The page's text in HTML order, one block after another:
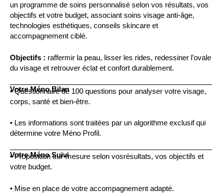
un programme de soins personnalisé selon vos résultats, vos
objectifs et votre budget, associant soins visage anti-âge,
technologies esthétiques, conseils skincare et
accompagnement ciblé.
Objectifs : raffermir la peau, lisser les rides, redessiner l’ovale
du visage et retrouver éclat et confort durablement.
Votre Méno Bilan
• Questionnaire de 100 questions pour analyser votre visage,
corps, santé et bien-être.
• Les informations sont traitées par un algorithme exclusif qui
détermine votre Méno Profil.
Votre Méno Suivi
• Proposition sur-mesure selon vosrésultats, vos objectifs et
votre budget.
• Mise en place de votre accompagnement adapté.